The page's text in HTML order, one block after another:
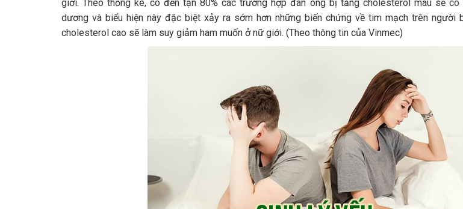
giới. Theo thống kê, có đến tận 80% các trường hợp đàn ông bị tăng cholesterol máu sẽ
dương và biểu hiện này đặc biệt xảy ra sớm hơn những biến chứng về tim mạch trên người
cholesterol cao sẽ làm suy giảm ham muốn ở nữ giới. (Theo thông tin của Vinmec)